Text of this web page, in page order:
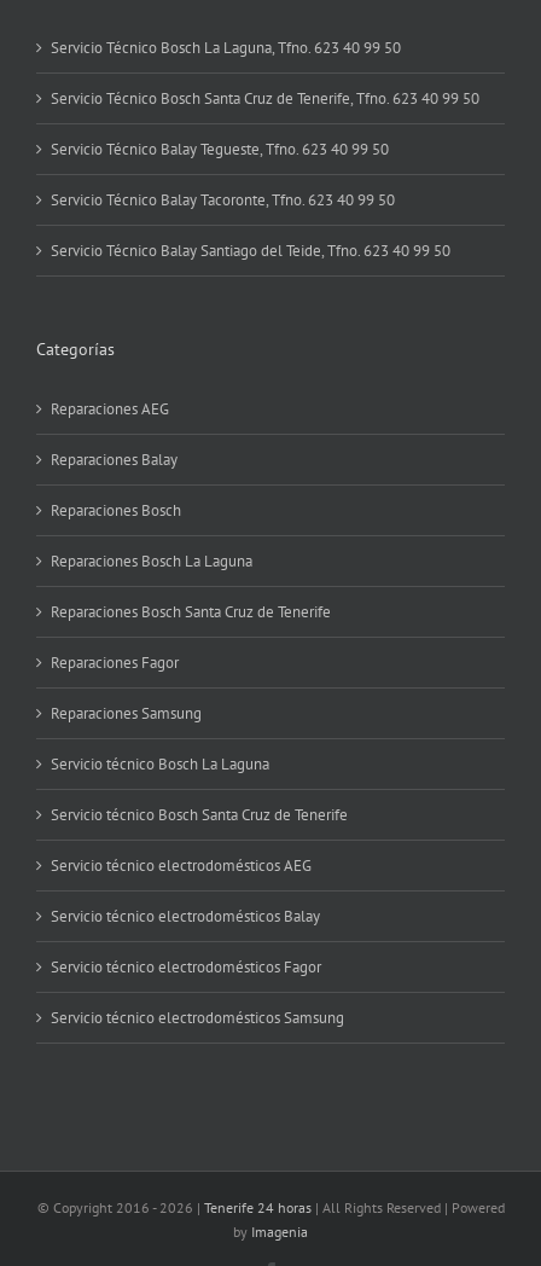
Servicio Técnico Bosch La Laguna, Tfno. 623 40 99 50
Servicio Técnico Bosch Santa Cruz de Tenerife, Tfno. 623 40 99 50
Servicio Técnico Balay Tegueste, Tfno. 623 40 99 50
Servicio Técnico Balay Tacoronte, Tfno. 623 40 99 50
Servicio Técnico Balay Santiago del Teide, Tfno. 623 40 99 50
Categorías
Reparaciones AEG
Reparaciones Balay
Reparaciones Bosch
Reparaciones Bosch La Laguna
Reparaciones Bosch Santa Cruz de Tenerife
Reparaciones Fagor
Reparaciones Samsung
Servicio técnico Bosch La Laguna
Servicio técnico Bosch Santa Cruz de Tenerife
Servicio técnico electrodomésticos AEG
Servicio técnico electrodomésticos Balay
Servicio técnico electrodomésticos Fagor
Servicio técnico electrodomésticos Samsung
© Copyright 2016 - 2026 | Tenerife 24 horas| All Rights Reserved | Powered
by Imagenia